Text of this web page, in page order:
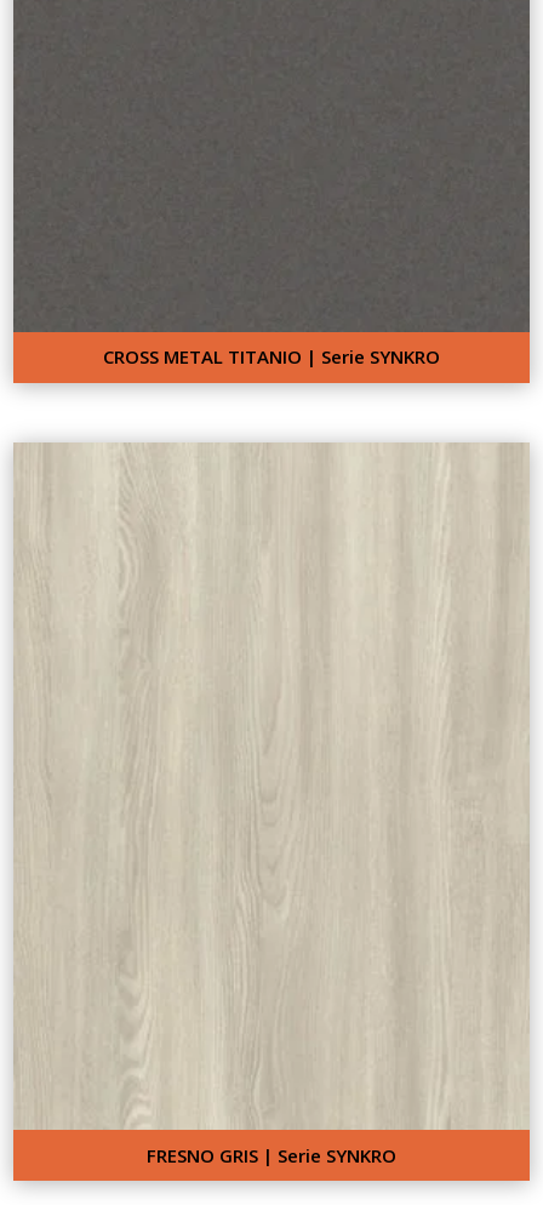
CROSS METAL TITANIO | Serie SYNKRO
FRESNO GRIS | Serie SYNKRO